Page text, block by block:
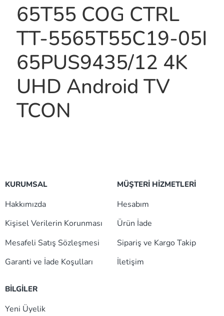
65T55 COG CTRL
TT-5565T55C19-05I
65PUS9435/12 4K
UHD Android TV
TCON
KURUMSAL
Hakkımızda
Kişisel Verilerin Korunması
Mesafeli Satış Sözleşmesi
Garanti ve İade Koşulları
MÜŞTERİ HİZMETLERİ
Hesabım
Ürün İade
Sipariş ve Kargo Takip
İletişim
BİLGİLER
Yeni Üyelik